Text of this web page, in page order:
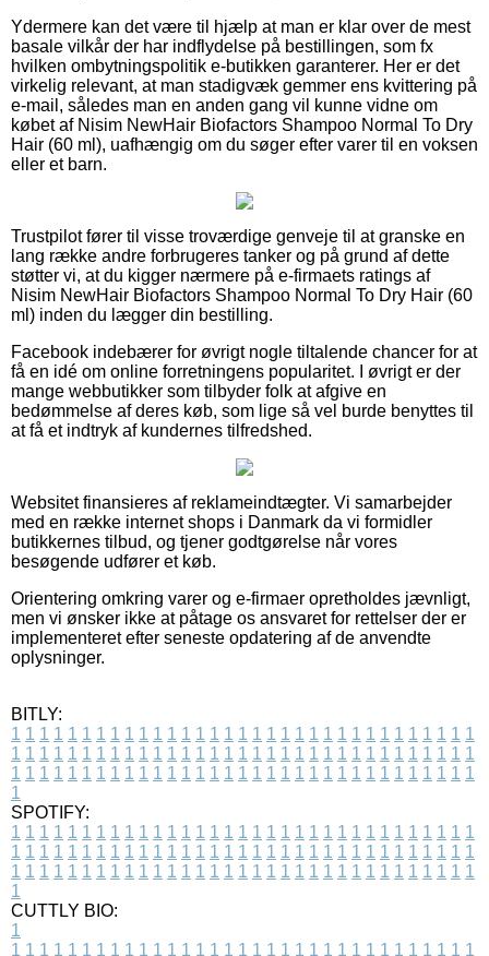
Ydermere kan det være til hjælp at man er klar over de mest
basale vilkår der har indflydelse på bestillingen, som fx
hvilken ombytningspolitik e-butikken garanterer. Her er det
virkelig relevant, at man stadigvæk gemmer ens kvittering på
e-mail, således man en anden gang vil kunne vidne om
købet af Nisim NewHair Biofactors Shampoo Normal To Dry
Hair (60 ml), uafhængig om du søger efter varer til en voksen
eller et barn.
Trustpilot fører til visse troværdige genveje til at granske en
lang række andre forbrugeres tanker og på grund af dette
støtter vi, at du kigger nærmere på e-firmaets ratings af
Nisim NewHair Biofactors Shampoo Normal To Dry Hair (60
ml) inden du lægger din bestilling.
Facebook indebærer for øvrigt nogle tiltalende chancer for at
få en idé om online forretningens popularitet. I øvrigt er der
mange webbutikker som tilbyder folk at afgive en
bedømmelse af deres køb, som lige så vel burde benyttes til
at få et indtryk af kundernes tilfredshed.
Websitet finansieres af reklameindtægter. Vi samarbejder
med en række internet shops i Danmark da vi formidler
butikkernes tilbud, og tjener godtgørelse når vores
besøgende udfører et køb.
Orientering omkring varer og e-firmaer opretholdes jævnligt,
men vi ønsker ikke at påtage os ansvaret for rettelser der er
implementeret efter seneste opdatering af de anvendte
oplysninger.
BITLY:
1 1 1 1 1 1 1 1 1 1 1 1 1 1 1 1 1 1 1 1 1 1 1 1 1 1 1 1 1 1 1 1 1
1 1 1 1 1 1 1 1 1 1 1 1 1 1 1 1 1 1 1 1 1 1 1 1 1 1 1 1 1 1 1 1 1
1 1 1 1 1 1 1 1 1 1 1 1 1 1 1 1 1 1 1 1 1 1 1 1 1 1 1 1 1 1 1 1 1
1
SPOTIFY:
1 1 1 1 1 1 1 1 1 1 1 1 1 1 1 1 1 1 1 1 1 1 1 1 1 1 1 1 1 1 1 1 1
1 1 1 1 1 1 1 1 1 1 1 1 1 1 1 1 1 1 1 1 1 1 1 1 1 1 1 1 1 1 1 1 1
1 1 1 1 1 1 1 1 1 1 1 1 1 1 1 1 1 1 1 1 1 1 1 1 1 1 1 1 1 1 1 1 1
1
CUTTLY BIO:
1
1 1 1 1 1 1 1 1 1 1 1 1 1 1 1 1 1 1 1 1 1 1 1 1 1 1 1 1 1 1 1 1 1